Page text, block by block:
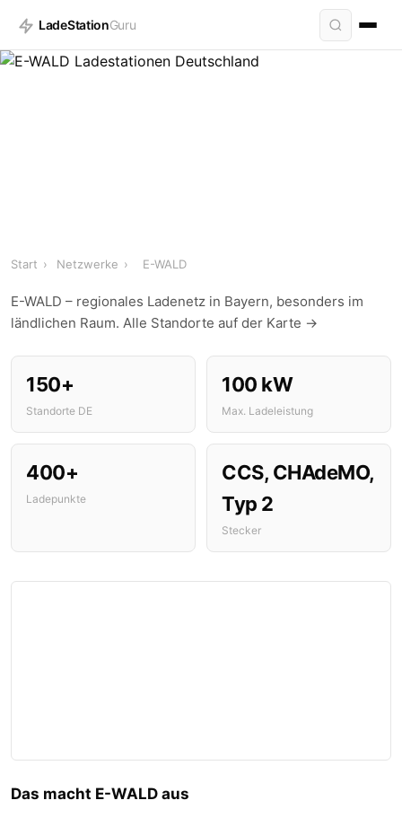
LadeStationGuru
Start › Netzwerke › E-WALD
E-WALD – regionales Ladenetz in Bayern, besonders im
ländlichen Raum. Alle Standorte auf der Karte →
150+
Standorte DE
100 kW
Max. Ladeleistung
400+
Ladepunkte
CCS, CHAdeMO,
Typ 2
Stecker
Das macht E-WALD aus